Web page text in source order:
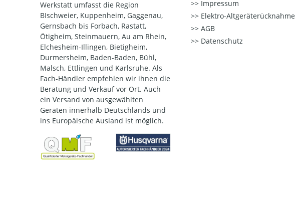
Werkstatt umfasst die Region
BIschweier, Kuppenheim, Gaggenau,
Gernsbach bis Forbach, Rastatt,
Ötigheim, Steinmauern, Au am Rhein,
Elchesheim-Illingen, Bietigheim,
Durmersheim, Baden-Baden, Bühl,
Malsch, Ettlingen und Karlsruhe. Als
Fach-Händler empfehlen wir ihnen die
Beratung und Verkauf vor Ort. Auch
ein Versand von ausgewählten
Geräten innerhalb Deutschlands und
ins Europäische Ausland ist möglich.
Impressum
Elektro-Altgeräterücknahme
AGB
Datenschutz